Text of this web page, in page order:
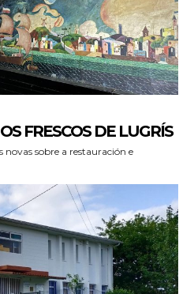
FRESCOS DE LUGRÍS
novas sobre a restauración e